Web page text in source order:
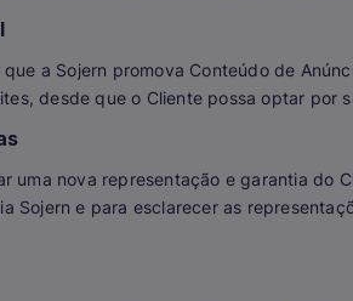
a Sojern promova Conteúdo de
desde que o Cliente possa optar por
uma nova representação e garantia do
Sojern e para esclarecer as